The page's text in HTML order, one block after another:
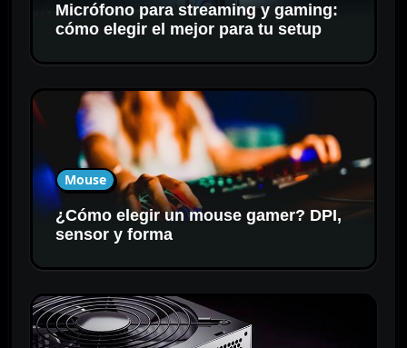
Micrófono para streaming y gaming:
cómo elegir el mejor para tu setup
Mouse
¿Cómo elegir un mouse gamer? DPI,
sensor y forma